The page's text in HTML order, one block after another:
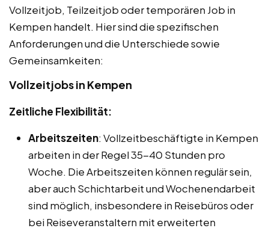
Vollzeitjob, Teilzeitjob oder temporären Job in
Kempen handelt. Hier sind die spezifischen
Anforderungen und die Unterschiede sowie
Gemeinsamkeiten:
Vollzeitjobs in Kempen
Zeitliche Flexibilität:
Arbeitszeiten: Vollzeitbeschäftigte in Kempen
arbeiten in der Regel 35-40 Stunden pro
Woche. Die Arbeitszeiten können regulär sein,
aber auch Schichtarbeit und Wochenendarbeit
sind möglich, insbesondere in Reisebüros oder
bei Reiseveranstaltern mit erweiterten